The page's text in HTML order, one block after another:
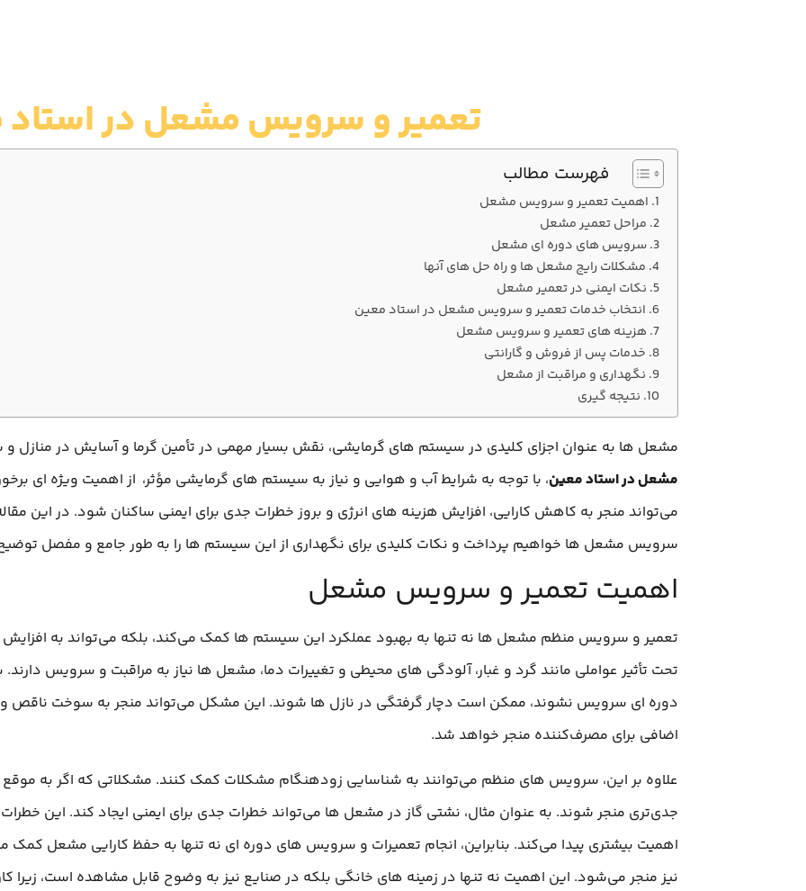
تعمیر و سرویس مشعل در
فهرست مطالب
اهمیت تعمیر و سرویس مشعل
مراحل تعمیر مشعل
سرویس‌ های دوره‌ ای مشعل
مشکلات رایج مشعل‌ ها و راه‌ حل‌ های آنها
نکات ایمنی در تعمیر مشعل
انتخاب خدمات تعمیر و سرویس مشعل در استاد معین
هزینه‌ های تعمیر و سرویس مشعل
خدمات پس از فروش و گارانتی
نگهداری و مراقبت از مشعل
نتیجه‌ گیری
مشعل‌ ها به عنوان اجزای کلیدی در سیستم‌ های گرمایشی، نقش بسیار مهمی در تأمین گرما و آسایش در منازل و
مشعل‌ در استاد معین، با توجه به شرایط آب و هوایی و نیاز به سیستم‌ های گرمایشی مؤثر، از اهمیت ویژه‌ ای
می‌تواند منجر به کاهش کارایی، افزایش هزینه‌ های انرژی و بروز خطرات جدی برای ایمنی ساکنان شود. در این
سرویس مشعل‌ ها خواهیم پرداخت و نکات کلیدی برای نگهداری از این سیستم‌ ها را به طور جامع و مفصل
اهمیت تعمیر و سرویس مشعل
تعمیر و سرویس منظم مشعل‌ ها نه تنها به بهبود عملکرد این سیستم‌ ها کمک می‌کند، بلکه می‌تواند به افزایش
تحت تأثیر عواملی مانند گرد و غبار، آلودگی‌ های محیطی و تغییرات دما، مشعل‌ ها نیاز به مراقبت و سرویس
دوره‌ ای سرویس نشوند، ممکن است دچار گرفتگی در نازل‌ ها شوند. این مشکل می‌تواند منجر به سوخت ناقص
اضافی برای مصرف‌کننده منجر خواهد شد.
علاوه بر این، سرویس‌ های منظم می‌توانند به شناسایی زودهنگام مشکلات کمک کنند. مشکلاتی که اگر به موقع
جدی‌تری منجر شوند. به عنوان مثال، نشتی گاز در مشعل‌ ها می‌تواند خطرات جدی برای ایمنی ایجاد کند. این
اهمیت بیشتری پیدا می‌کند. بنابراین، انجام تعمیرات و سرویس‌ های دوره‌ ای نه تنها به حفظ کارایی مشعل کمک
نیز منجر می‌شود. این اهمیت نه تنها در زمینه‌ های خانگی بلکه در صنایع نیز به وضوح قابل مشاهده است، زیرا